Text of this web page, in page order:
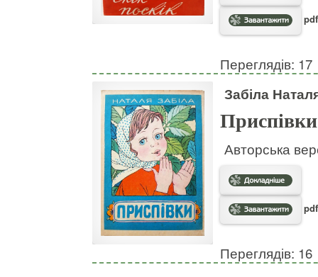
Переглядів: 17
Забіла
Приспівки
Авторська
Переглядів: 16